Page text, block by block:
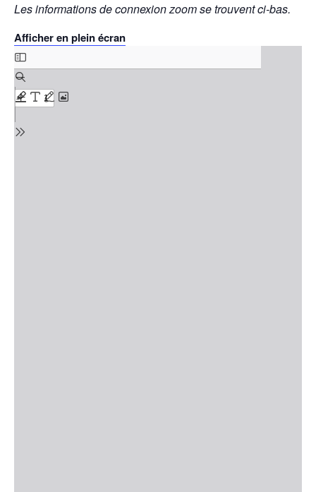
Les informations de connexion zoom se trouvent ci-bas.
Afficher en plein écran
Skip
to
PDF
content